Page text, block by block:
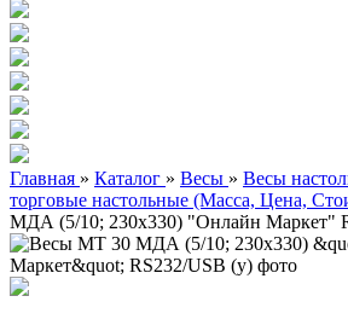
Главная » Каталог » Весы » Весы
торговые настольные (Масса, Цена,
МДА (5/10; 230х330) "Онлайн Маркет"